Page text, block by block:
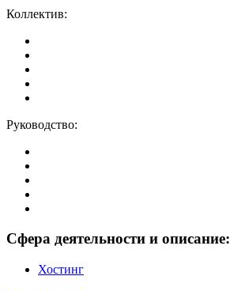
Коллектив:
Руководство:
Сфера деятельности и описание:
Хостинг